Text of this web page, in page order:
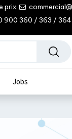
prix
900 360 / 363 / 364
Jobs